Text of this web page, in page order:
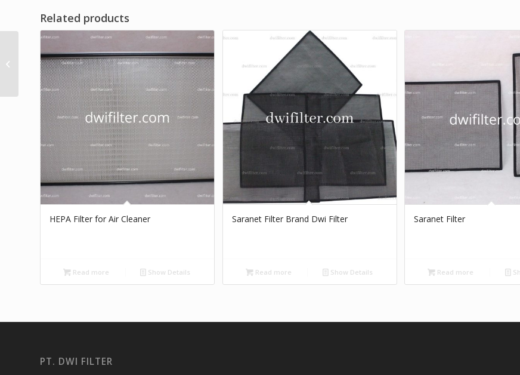
Related products
HEPA Filter for Air Cleaner
Read more Show Details
Saranet Filter Brand Dwi Filter
Read more Show Details
Saranet Filter
Read more
PT. DWI FILTER
Pre Filter Metal Mesh